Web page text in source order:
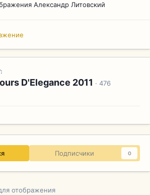
Александр Литовский
D'Elegance 2011 · 476
Подписчики 0
отображения